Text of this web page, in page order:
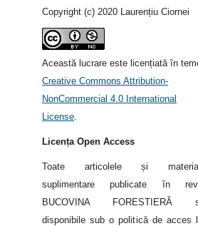
Copyright (c) 2020 Laurențiu Ciornei
Această lucrare este licențiată în
Creative Commons Attribution-
NonCommercial 4.0 International
License
Licența Open Access
Toate articolele și
suplimentare publicate în
BUCOVINA FORESTIERĂ
disponibile sub o politică de acces